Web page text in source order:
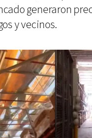
generaron
y vecinos.